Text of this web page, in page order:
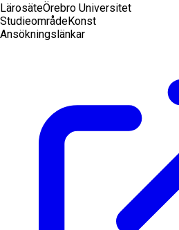
LärosäteÖrebro Universitet
StudieområdeKonst
Ansökningslänkar